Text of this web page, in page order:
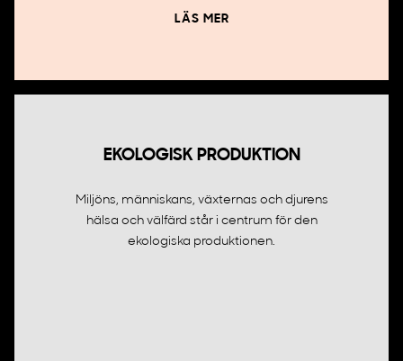
LÄS MER
EKOLOGISK PRODUKTION
Miljöns, människans, växternas och djurens
hälsa och välfärd står i centrum för den
ekologiska produktionen.